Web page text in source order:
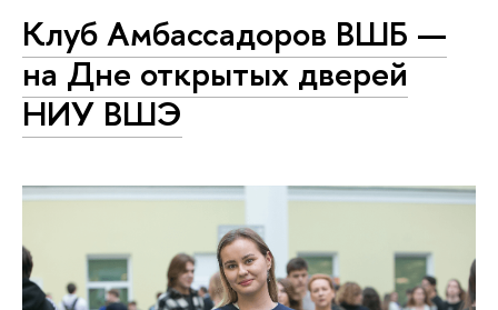
Клуб Амбассадоров ВШБ —
на Дне открытых дверей
НИУ ВШЭ